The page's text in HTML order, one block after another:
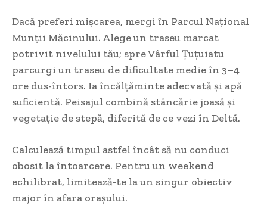
Dacă preferi mișcarea, mergi în Parcul Național
Munții Măcinului. Alege un traseu marcat
potrivit nivelului tău; spre Vârful Țuțuiatu
parcurgi un traseu de dificultate medie în 3–4
ore dus-întors. Ia încălțăminte adecvată și apă
suficientă. Peisajul combină stâncărie joasă și
vegetație de stepă, diferită de ce vezi în Deltă.
Calculează timpul astfel încât să nu conduci
obosit la întoarcere. Pentru un weekend
echilibrat, limitează-te la un singur obiectiv
major în afara orașului.